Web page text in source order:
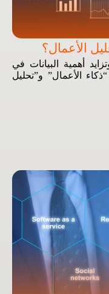
الأعمال؟
أهمية البيانات في
الأعمال” و”تحليل